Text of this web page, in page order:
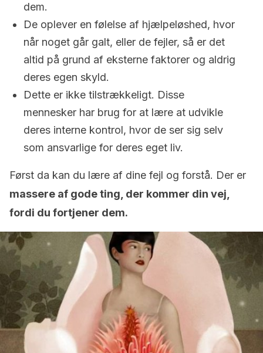
dem.
De oplever en følelse af hjælpeløshed, hvor
når noget går galt, eller de fejler, så er det
altid på grund af eksterne faktorer og aldrig
deres egen skyld.
Dette er ikke tilstrækkeligt. Disse
mennesker har brug for at lære at udvikle
deres interne kontrol, hvor de ser sig selv
som ansvarlige for deres eget liv.
Først da kan du lære af dine fejl og forstå. Der er
massere af gode ting, der kommer din vej,
fordi du fortjener dem.